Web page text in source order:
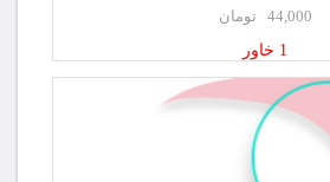
44,000 تومان
1 خاور